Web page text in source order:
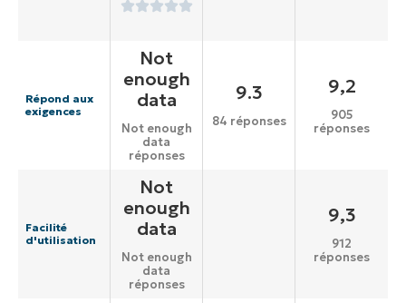
Répond aux
exigences
Not
enough
data
Not enough
data
réponses
9.3
84 réponses
9,2
905
réponses
Facilité
d'utilisation
Not
enough
data
Not enough
data
réponses
9,3
912
réponses